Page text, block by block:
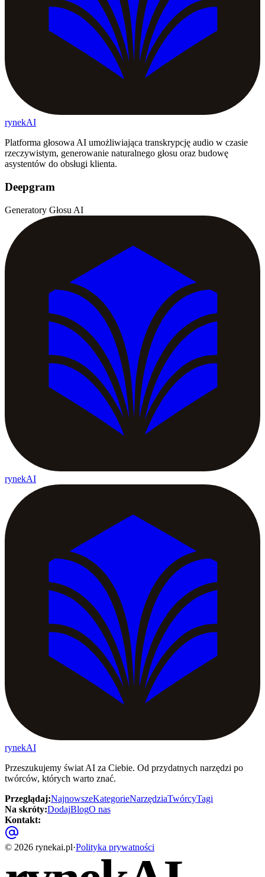
rynekAI
Platforma głosowa AI umożliwiająca transkrypcję audio w czasie
rzeczywistym, generowanie naturalnego głosu oraz budowę
asystentów do obsługi klienta.
Deepgram
Generatory Głosu AI
rynekAI
rynekAI
Przeszukujemy świat AI za Ciebie. Od przydatnych narzędzi po
twórców, których warto znać.
Przeglądaj:NajnowszeKategorieNarzędziaTwórcyTagi
Na skróty:DodajBlogO nas
Kontakt:
© 2026 rynekai.pl·Polityka prywatności